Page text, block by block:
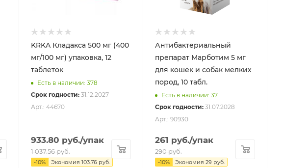
KRKA Кладакса 500 мг (400
мг/100 мг) упаковка, 12
таблеток
Есть в наличии: 378
Срок годности: 31.12.2027
Арт.: 44670
933.80 руб./упак
1 037.56руб.
-10% Экономия 103.76 руб.
Антибактериальный
препарат Марботим 5 мг
для кошек и собак мелких
пород, 10 табл.
Есть в наличии: 37
Срок годности: 31.07.2028
Арт.: 90930
261 руб./упак
290руб.
-10% Экономия 29 руб.